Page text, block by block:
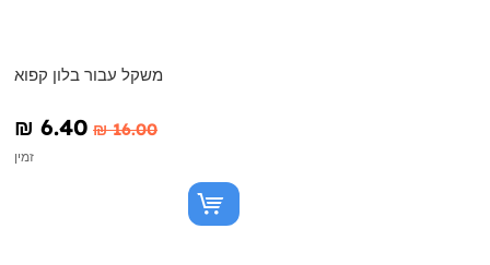
משקל עבור בלון קפוא
₪‎ 6.40 ₪‎ 16.00
זמין